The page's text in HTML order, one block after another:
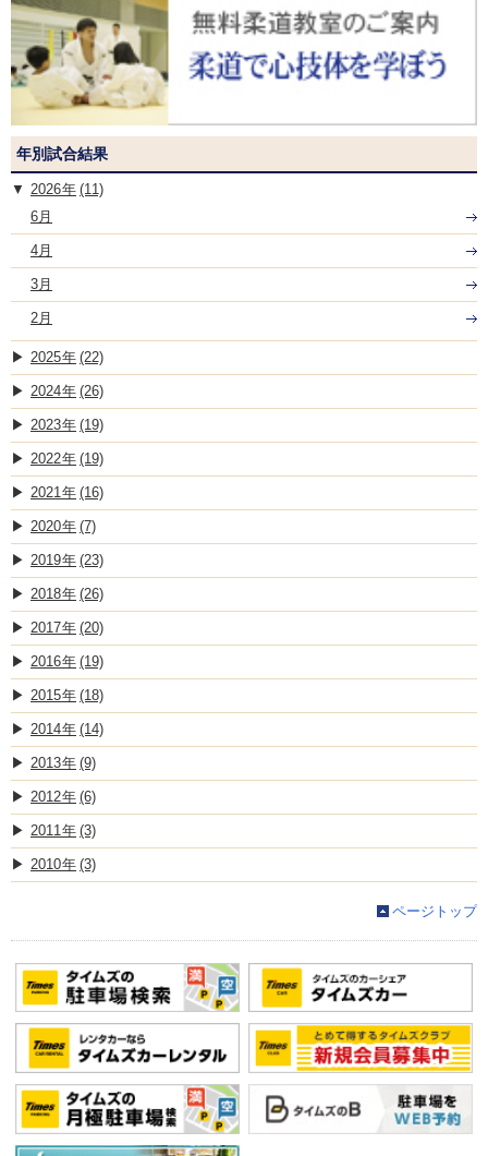
年別試合結果
2026
(11)
6月
4月
3月
2月
2025 (22)
2024 (26)
2023 (19)
2022 (19)
2021 (16)
2020 (7)
2019 (23)
2018 (26)
2017 (20)
2016 (19)
2015 (18)
2014 (14)
2013 (9)
2012 (6)
2011 (3)
2010 (3)
ページトップ